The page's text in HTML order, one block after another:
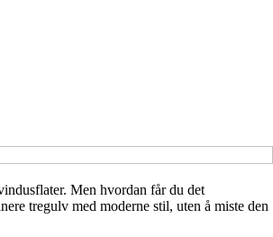
Men hvordan får du det
tregulv med moderne stil, uten å miste den